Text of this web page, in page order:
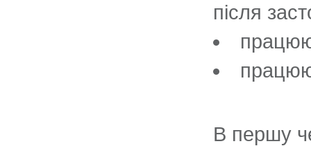
після
В першу